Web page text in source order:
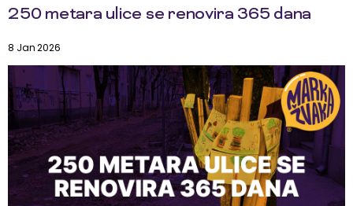
250 metara ulice se renovira 365 dana
8 Jan 2026